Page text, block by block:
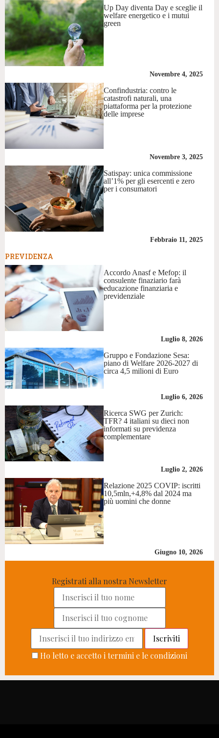
Up Day diventa Day e sceglie il
welfare energetico e i mutui
green
Novembre 4, 2025
Confindustria: contro le
catastrofi naturali, una
piattaforma per la protezione
delle imprese
Novembre 3, 2025
Satispay: unica commissione
all’1% per gli esercenti e zero
per i consumatori
Febbraio 11, 2025
PREVIDENZA
Accordo Anasf e Mefop: il
consulente finaziario farà
educazione finanziaria e
previdenziale
Luglio 8, 2026
Gruppo e Fondazione Sesa:
piano di Welfare 2026-2027 di
circa 4,5 milioni di Euro
Luglio 6, 2026
Ricerca SWG per Zurich:
TFR? 4 italiani su dieci non
informati su previdenza
complementare
Luglio 2, 2026
Relazione 2025 COVIP: iscritti
10,5mln,+4,8% dal 2024 ma
più uomini che donne
Giugno 10, 2026
Registrati alla nostra Newsletter
Ho letto e accetto i termini e le condizioni